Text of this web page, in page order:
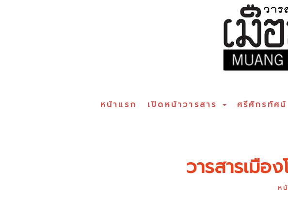
หน้าแรก เปิดหน้าวารสาร ศรีศักรทัศน์
วารสารเมื
ห